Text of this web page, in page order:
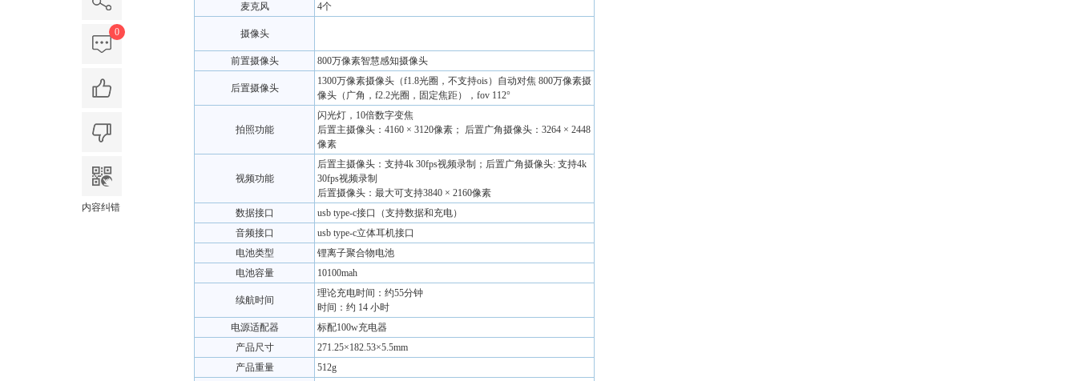
麦克风
4个
摄像头
前置摄像头 800万像素智慧感知摄像头
后置摄像头
1300万像素摄像头（f1.8光圈，不支持ois）自动对焦 800万像素摄
像头（广角，f2.2光圈，固定焦距），fov 112°
拍照功能
闪光灯，10倍数字变焦
后置主摄像头：4160 × 3120像素； 后置广角摄像头：3264 × 2448
像素
视频功能
后置主摄像头：支持4k 30fps视频录制；后置广角摄像头: 支持4k
30fps视频录制
后置摄像头：最大可支持3840 × 2160像素
数据接口
usb type-c接口（支持数据和充电）
音频接口
usb type-c立体耳机接口
电池类型
锂离子聚合物电池
电池容量
10100mah
续航时间
理论充电时间：约55分钟
时间：约 14 小时
电源适配器
标配100w充电器
产品尺寸
271.25×182.53×5.5mm
产品重量
512g
0
内容纠错